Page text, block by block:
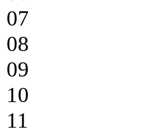
07
08
09
10
11